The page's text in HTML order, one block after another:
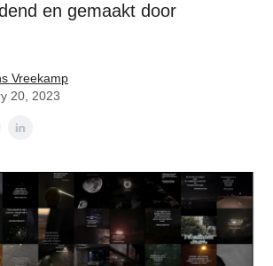
en gemaakt door
Vreekamp
20, 2023